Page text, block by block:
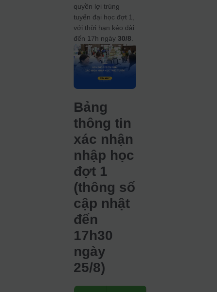
quyền lợi trúng
tuyển đại học đợt 1,
với thời hạn kéo dài
đến 17h ngày 30/8
Bảng
thông tin
xác nhận
nhập học
đợt 1
(thông số
cập nhật
đến
17h30
ngày
25/8)